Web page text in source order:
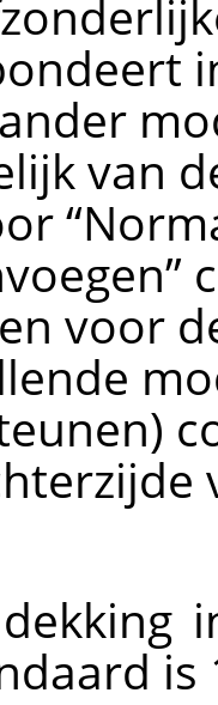
van
“
”
voor
is